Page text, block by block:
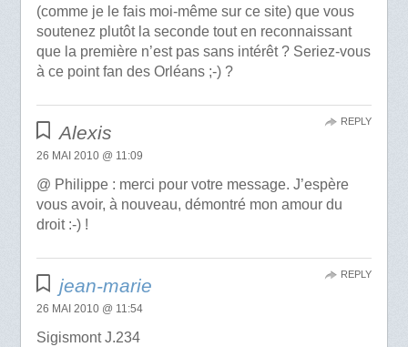
(comme je le fais moi-même sur ce site) que vous
soutenez plutôt la seconde tout en reconnaissant
que la première n’est pas sans intérêt ? Seriez-vous
à ce point fan des Orléans ;-) ?
Alexis
26 MAI 2010 @ 11:09
@ Philippe : merci pour votre message. J’espère
vous avoir, à nouveau, démontré mon amour du
droit :-) !
REPLY
jean-marie
26 MAI 2010 @ 11:54
Sigismont J.234
REPLY